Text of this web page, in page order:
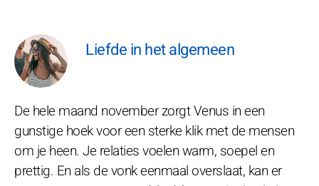
Liefde in het algemeen
De hele maand november zorgt Venus in een
gunstige hoek voor een sterke klik met de mensen
om je heen. Je relaties voelen warm, soepel en
prettig. En als de vonk eenmaal overslaat, kan er